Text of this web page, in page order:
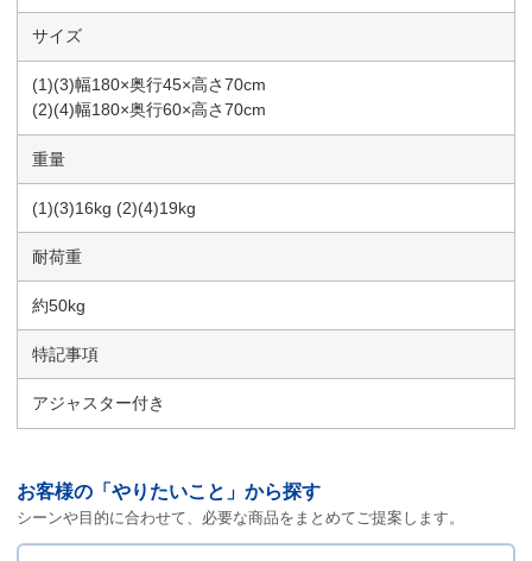
サイズ
(1)(3)幅180×奥行45×高さ70cm
(2)(4)幅180×奥行60×高さ70cm
重量
(1)(3)16kg (2)(4)19kg
耐荷重
約50kg
特記事項
アジャスター付き
お客様の「やりたいこと」から探す
シーンや目的に合わせて、必要な商品をまとめてご提案します。